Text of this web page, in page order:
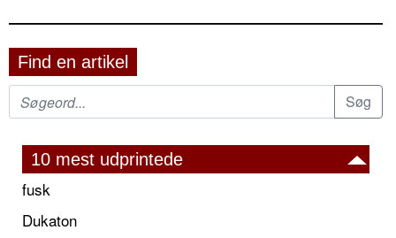
Find en artikel
10 mest udprintede
fusk
Dukaton